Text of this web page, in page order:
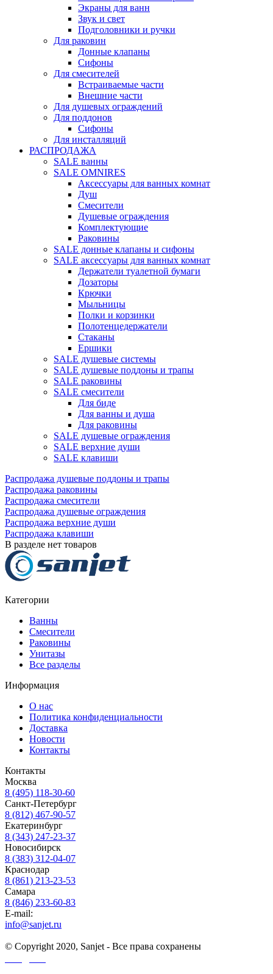
Экраны для ванн
Звук и свет
Подголовники и ручки
Для раковин
Донные клапаны
Сифоны
Для смесителей
Встраиваемые части
Внешние части
Для душевых ограждений
Для поддонов
Сифоны
Для инсталляций
РАСПРОДАЖА
SALE ванны
SALE OMNIRES
Аксессуары для ванных комнат
Душ
Смесители
Душевые ограждения
Комплектующие
Раковины
SALE донные клапаны и сифоны
SALE аксессуары для ванных комнат
Держатели туалетной бумаги
Дозаторы
Крючки
Мыльницы
Полки и корзинки
Полотенцедержатели
Стаканы
Ершики
SALE душевые системы
SALE душевые поддоны и трапы
SALE раковины
SALE смесители
Для биде
Для ванны и душа
Для раковины
SALE душевые ограждения
SALE верхние души
SALE клавиши
Распродажа душевые поддоны и трапы
Распродажа раковины
Распродажа смесители
Распродажа душевые ограждения
Распродажа верхние души
Распродажа клавиши
В разделе нет товаров
Категории
Ванны
Смесители
Раковины
Унитазы
Все разделы
Информация
О нас
Политика конфиденциальности
Доставка
Новости
Контакты
Контакты
Москва
8 (495) 118-30-60
Санкт-Петербург
8 (812) 467-90-57
Екатеринбург
8 (343) 247-23-37
Новосибирск
8 (383) 312-04-07
Краснодар
8 (861) 213-23-53
Самара
8 (846) 233-60-83
E-mail:
info@sanjet.ru
© Copyright 2020, Sanjet - Все права сохранены